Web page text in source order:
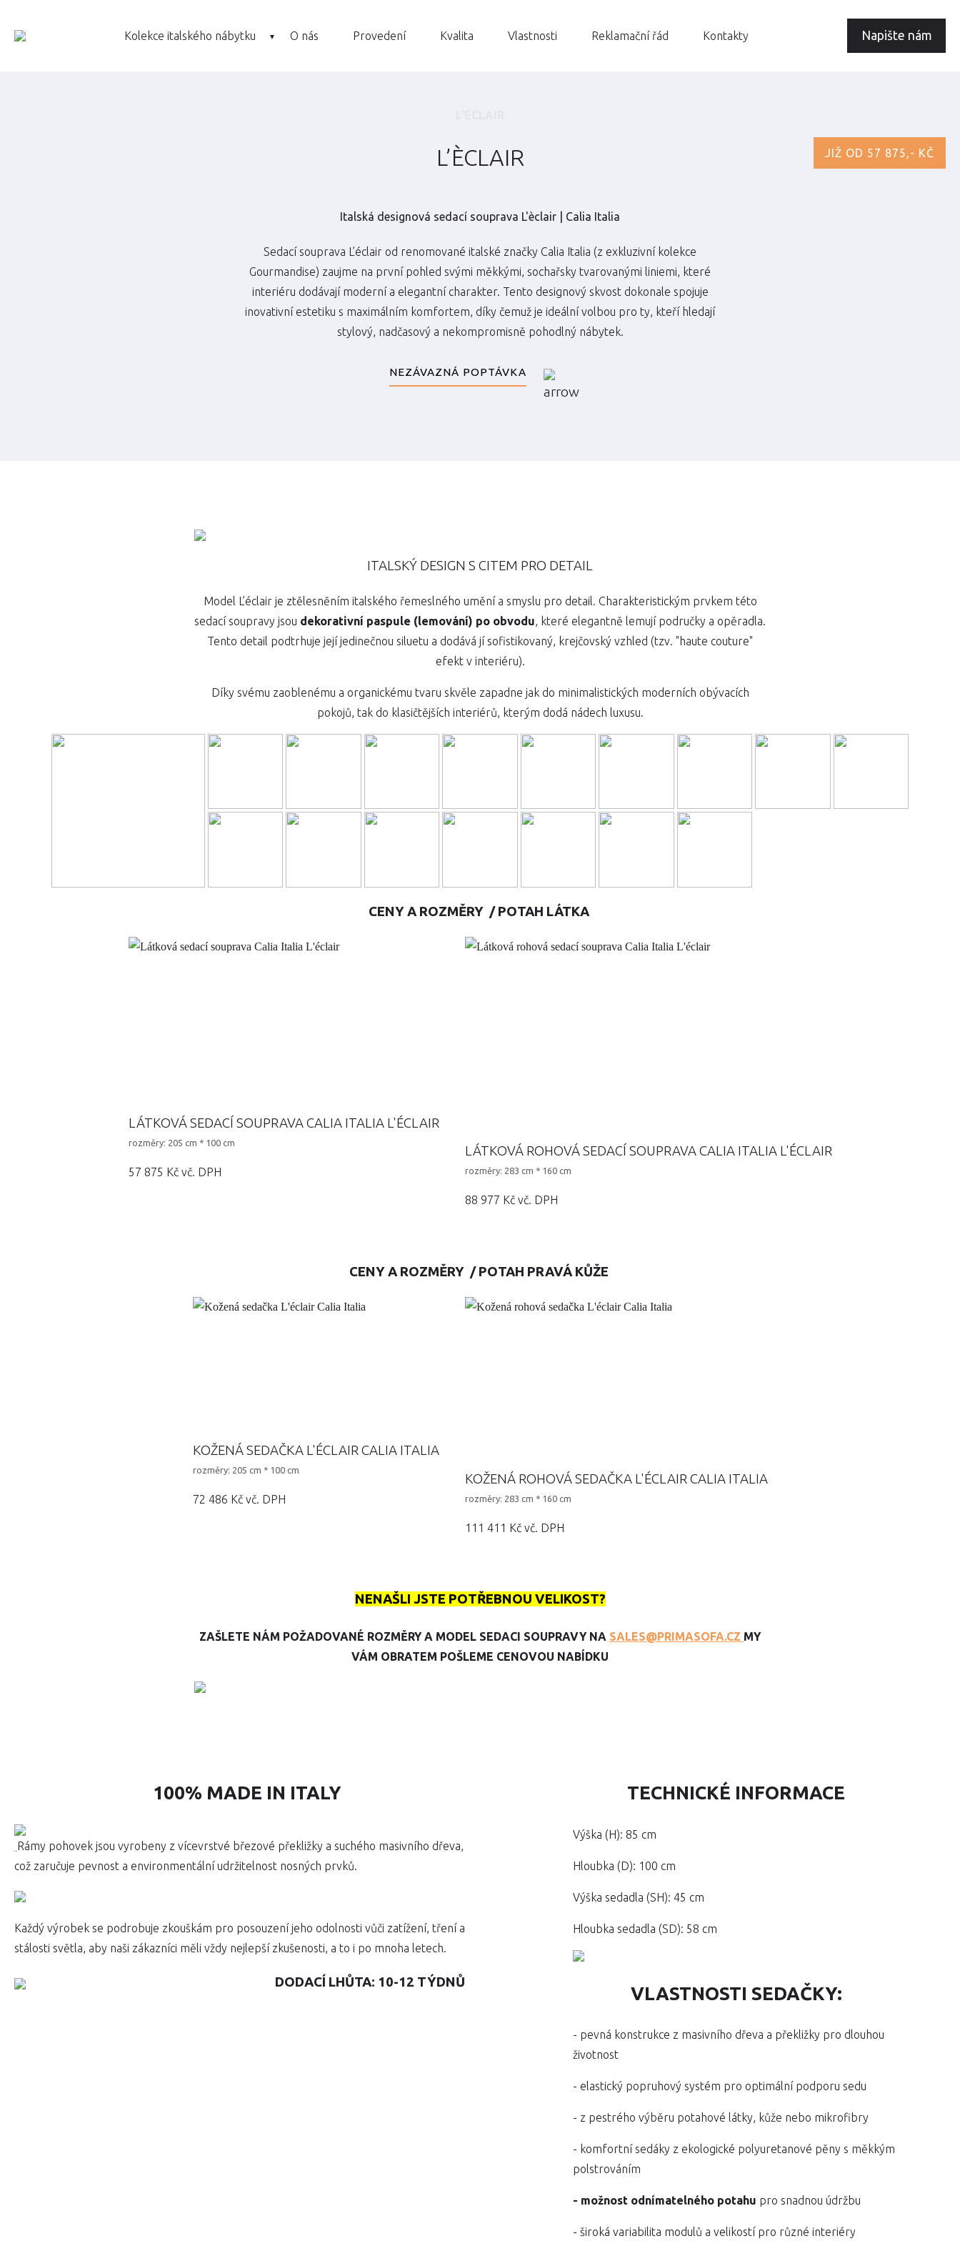
Kolekce italského nábytku O nás Provedení Kvalita Vlastnosti Reklamační řád Kontakty Napište nám
L’ÈCLAIR JIŽ OD 57 875,- KČ
Italská designová sedací souprava L'èclair | Calia Italia
Sedací souprava L’éclair od renomované italské značky Calia Italia (z exkluzivní kolekce
Gourmandise) zaujme na první pohled svými měkkými, sochařsky tvarovanými liniemi, které
interiéru dodávají moderní a elegantní charakter. Tento designový skvost dokonale spojuje
inovativní estetiku s maximálním komfortem, díky čemuž je ideální volbou pro ty, kteří hledají
stylový, nadčasový a nekompromisně pohodlný nábytek.
NEZÁVAZNÁ POPTÁVKA
ITALSKÝ DESIGN S CITEM PRO DETAIL
Model L’éclair je ztělesněním italského řemeslného umění a smyslu pro detail. Charakteristickým prvkem této
sedací soupravy jsou dekorativní paspule (lemování) po obvodu, které elegantně lemují područky a opěradla.
Tento detail podtrhuje její jedinečnou siluetu a dodává jí sofistikovaný, krejčovský vzhled (tzv. "haute couture"
efekt v interiéru).
Díky svému zaoblenému a organickému tvaru skvěle zapadne jak do minimalistických moderních obývacích
pokojů, tak do klasičtějších interiérů, kterým dodá nádech luxusu.
CENY A ROZMĚRY / POTAH LÁTKA
LÁTKOVÁ SEDACÍ SOUPRAVA CALIA ITALIA L'ÉCLAIR
rozměry: 205 cm * 100 cm
57 875 Kč vč. DPH
LÁTKOVÁ ROHOVÁ SEDACÍ SOUPRAVA CALIA ITALIA L'ÉCLAIR
rozměry: 283 cm * 160 cm
88 977 Kč vč. DPH
CENY A ROZMĚRY / POTAH PRAVÁ KŮŽE
KOŽENÁ SEDAČKA L'ÉCLAIR CALIA ITALIA
rozměry: 205 cm * 100 cm
72 486 Kč vč. DPH
KOŽENÁ ROHOVÁ SEDAČKA L'ÉCLAIR CALIA ITALIA
rozměry: 283 cm * 160 cm
111 411 Kč vč. DPH
NENAŠLI JSTE POTŘEBNOU VELIKOST?
ZAŠLETE NÁM POŽADOVANÉ ROZMĚRY A MODEL SEDACI SOUPRAVY NA SALES@PRIMASOFA.CZ MY
VÁM OBRATEM POŠLEME CENOVOU NABÍDKU
100% MADE IN ITALY
Rámy pohovek jsou vyrobeny z vícevrstvé březové překližky a suchého masivního dřeva,
což zaručuje pevnost a environmentální udržitelnost nosných prvků.
Každý výrobek se podrobuje zkouškám pro posouzení jeho odolnosti vůči zatížení, tření a
stálosti světla, aby naši zákazníci měli vždy nejlepší zkušenosti, a to i po mnoha letech.
DODACÍ LHŮTA: 10-12 TÝDNŮ
TECHNICKÉ INFORMACE
Výška (H): 85 cm
Hloubka (D): 100 cm
Výška sedadla (SH): 45 cm
Hloubka sedadla (SD): 58 cm
VLASTNOSTI SEDAČKY:
- pevná konstrukce z masivního dřeva a překližky pro dlouhou
životnost
- elastický popruhový systém pro optimální podporu sedu
- z pestrého výběru potahové látky, kůže nebo mikrofibry
- komfortní sedáky z ekologické polyuretanové pěny s měkkým
polstrováním
- možnost odnímatelného potahu pro snadnou údržbu
- široká variabilita modulů a velikostí pro různé interiéry